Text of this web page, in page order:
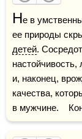
Не в
детей.
и, наконец,
качества,
в мужчине.